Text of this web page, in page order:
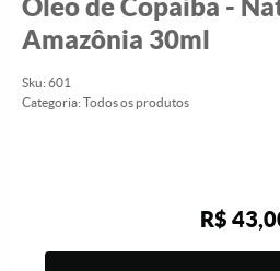
Óleo de Copaíba -
Amazônia 30ml
Sku: 601
Categoria: Todos os produtos
R$